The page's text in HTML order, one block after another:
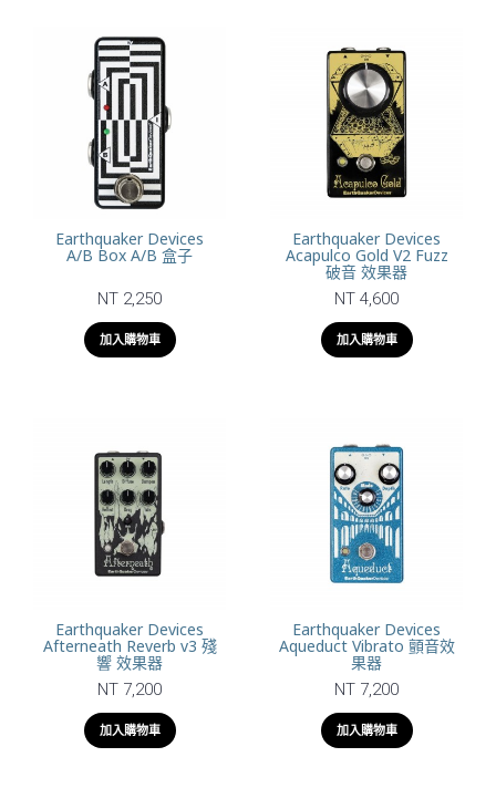
Earthquaker Devices
A/B Box A/B 盒子
NT 2,250
加入購物車
Earthquaker Devices
Acapulco Gold V2 Fuzz
破音 效果器
NT 4,600
加入購物車
Earthquaker Devices
Afterneath Reverb v3 殘
響 效果器
NT 7,200
加入購物車
Earthquaker Devices
Aqueduct Vibrato 顫音效
果器
NT 7,200
加入購物車